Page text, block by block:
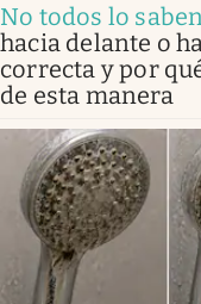
No todos lo saben
hacia delante o
correcta y por
de esta manera